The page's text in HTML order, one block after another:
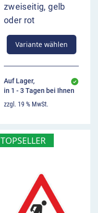
zweiseitig, gelb
oder rot
Variante wählen
Auf Lager,
in 1 - 3 Tagen bei Ihnen
zzgl. 19 % MwSt.
TOPSELLER